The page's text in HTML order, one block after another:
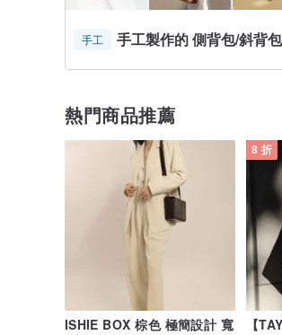
手工 手工製作的 側背包/斜背包
熱門商品推薦
ISHIE BOX 棕色 極簡設計 寬
8 折
【